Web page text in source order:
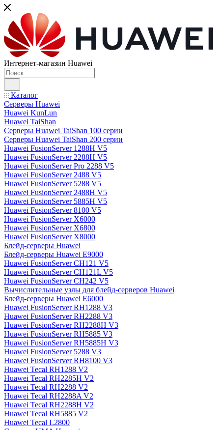
Интернет-магазин Huawei
Каталог
Серверы Huawei
Huawei KunLun
Huawei TaiShan
Серверы Huawei TaiShan 100 серии
Серверы Huawei TaiShan 200 серии
Huawei FusionServer 1288H V5
Huawei FusionServer 2288H V5
Huawei FusionServer Pro 2288 V5
Huawei FusionServer 2488 V5
Huawei FusionServer 5288 V5
Huawei FusionServer 2488H V5
Huawei FusionServer 5885H V5
Huawei FusionServer 8100 V5
Huawei FusionServer X6000
Huawei FusionServer X6800
Huawei FusionServer X8000
Блейд-серверы Huawei
Блейд-серверы Huawei E9000
Huawei FusionServer CH121 V5
Huawei FusionServer CH121L V5
Huawei FusionServer CH242 V5
Вычислительные узлы для блейд-серверов Huawei
Блейд-серверы Huawei E6000
Huawei FusionServer RH1288 V3
Huawei FusionServer RH2288 V3
Huawei FusionServer RH2288H V3
Huawei FusionServer RH5885 V3
Huawei FusionServer RH5885H V3
Huawei FusionServer 5288 V3
Huawei FusionServer RH8100 V3
Huawei Tecal RH1288 V2
Huawei Tecal RH2285H V2
Huawei Tecal RH2288 V2
Huawei Tecal RH2288A V2
Huawei Tecal RH2288H V2
Huawei Tecal RH5885 V2
Huawei Tecal L2800